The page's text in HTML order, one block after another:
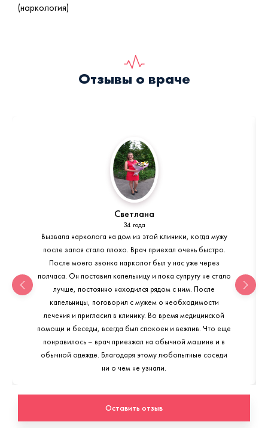
(наркология)
Отзывы о враче
Светлана
34 года
Вызвала нарколога на дом из этой клиники, когда мужу
после запоя стало плохо. Врач приехал очень быстро.
После моего звонка нарколог был у нас уже через
полчаса. Он поставил капельницу и пока супругу не стало
лучше, постоянно находился рядом с ним. После
капельницы, поговорил с мужем о необходимости
лечения и пригласил в клинику. Во время медицинской
помощи и беседы, всегда был спокоен и вежлив. Что еще
понравилось – врач приезжал на обычной машине и в
обычной одежде. Благодаря этому любопытные соседи
ни о чем не узнали.
Оставить отзыв